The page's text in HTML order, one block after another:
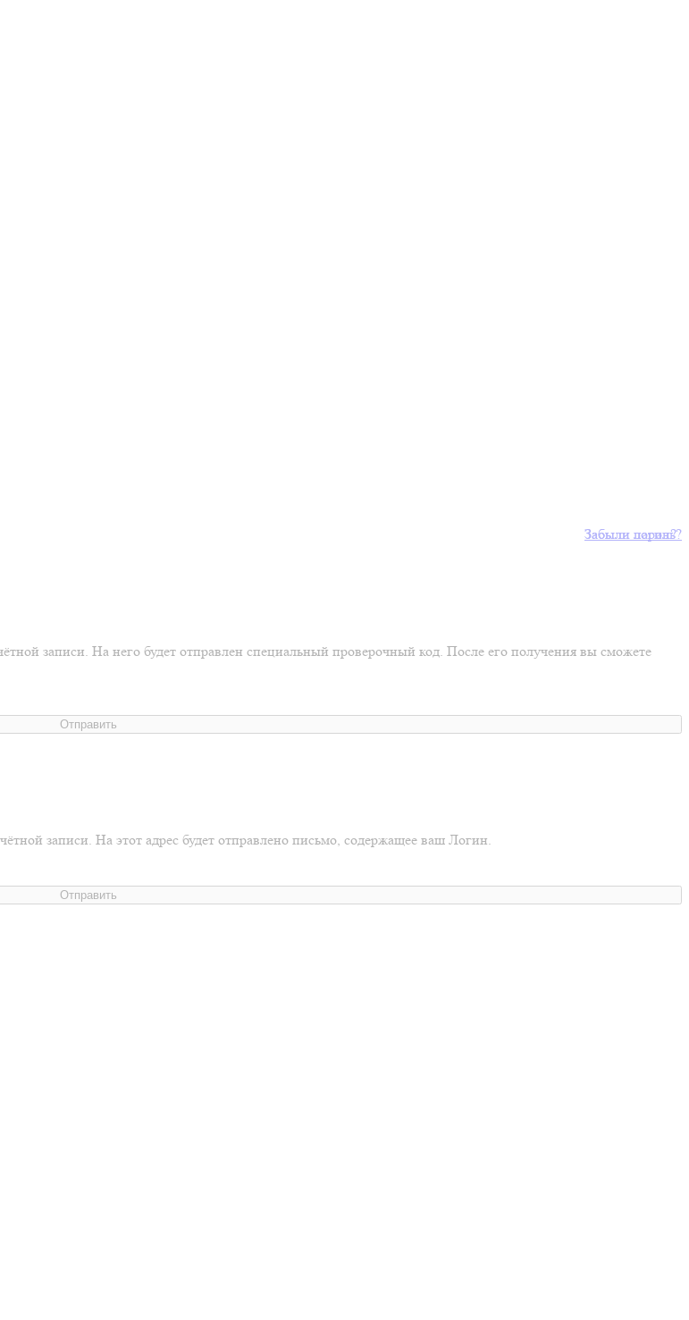
Забыли пароль?
Забыли логин?
записи. На него будет отправлен специальный проверочный код. После его получения вы сможете
Отправить
записи. На этот адрес будет отправлено письмо, содержащее ваш Логин.
Отправить